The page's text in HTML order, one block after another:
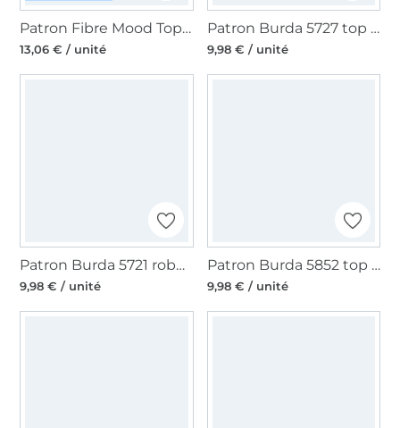
Patron Fibre Mood Top femme pdf Tiany, en français
13,06 € / unité
Patron Burda 5727 top femme, en français
9,98 € / unité
Patron Burda 5721 robe / top femme, en français
9,98 € / unité
Patron Burda 5852 top femme, taille 34-48, en français
9,98 € / unité